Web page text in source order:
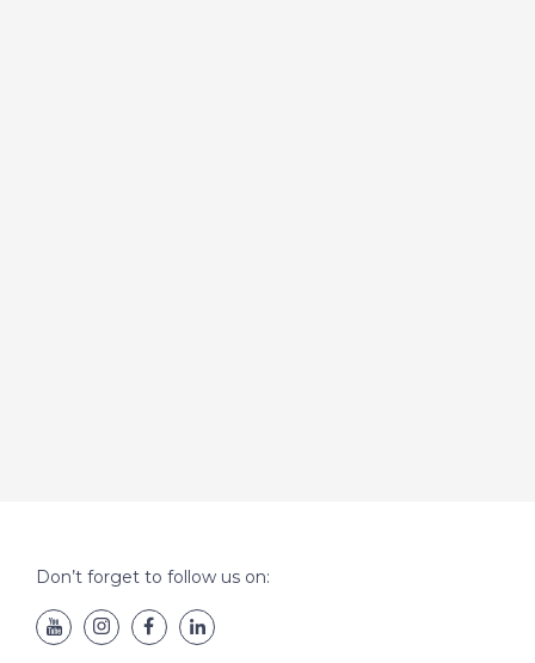
Don’t forget to follow us on: